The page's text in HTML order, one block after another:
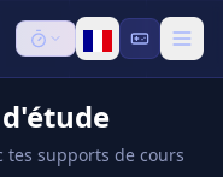
tes supports de cours